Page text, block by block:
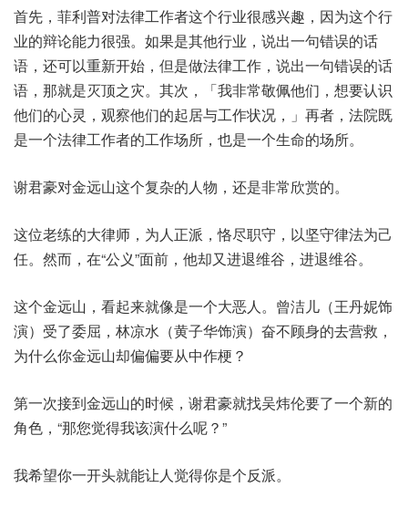
首先，菲利普对法律工作者这个行业很感兴趣，因为这个行
业的辩论能力很强。如果是其他行业，说出一句错误的话
语，还可以重新开始，但是做法律工作，说出一句错误的话
语，那就是灭顶之灾。其次，「我非常敬佩他们，想要认识
他们的心灵，观察他们的起居与工作状况，」再者，法院既
是一个法律工作者的工作场所，也是一个生命的场所。
谢君豪对金远山这个复杂的人物，还是非常欣赏的。
这位老练的大律师，为人正派，恪尽职守，以坚守律法为己
任。然而，在“公义”面前，他却又进退维谷，进退维谷。
这个金远山，看起来就像是一个大恶人。曾洁儿（王丹妮饰
演）受了委屈，林凉水（黄子华饰演）奋不顾身的去营救，
为什么你金远山却偏偏要从中作梗？
第一次接到金远山的时候，谢君豪就找吴炜伦要了一个新的
角色，“那您觉得我该演什么呢？”
我希望你一开头就能让人觉得你是个反派。